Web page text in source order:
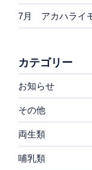
7月 アカハライ
カテゴリー
お知らせ
その他
両生類
哺乳類